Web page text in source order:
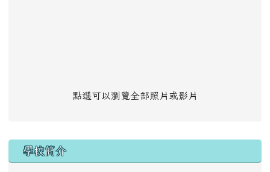
點選可以瀏覽全部照片或影片
學校簡介